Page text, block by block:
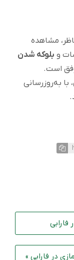
مشاهده
و بلوکه شدن
است.
به‌روزرسانی
فارابی
در فارابی »